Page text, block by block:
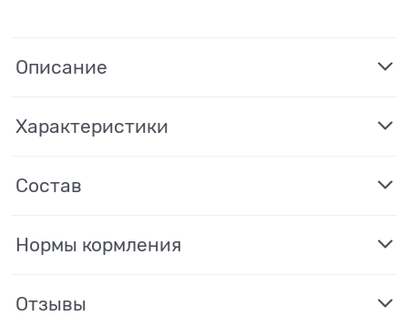
Описание
Характеристики
Состав
Нормы кормления
Отзывы